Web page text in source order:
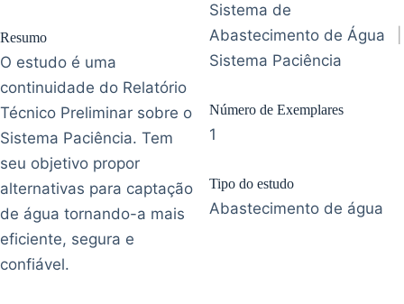
Resumo
O estudo é uma
continuidade do Relatório
Técnico Preliminar sobre o
Sistema Paciência. Tem
seu objetivo propor
alternativas para captação
de água tornando-a mais
eficiente, segura e
confiável.
Sistema de
Abastecimento de Água
Sistema Paciência
Número de Exemplares
1
Tipo do estudo
Abastecimento de água